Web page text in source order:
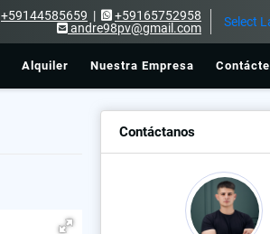
+59144585659 |
+59165752958
andre98pv@gmail.com
Select
Alquiler Nuestra Empresa
Contáctanos